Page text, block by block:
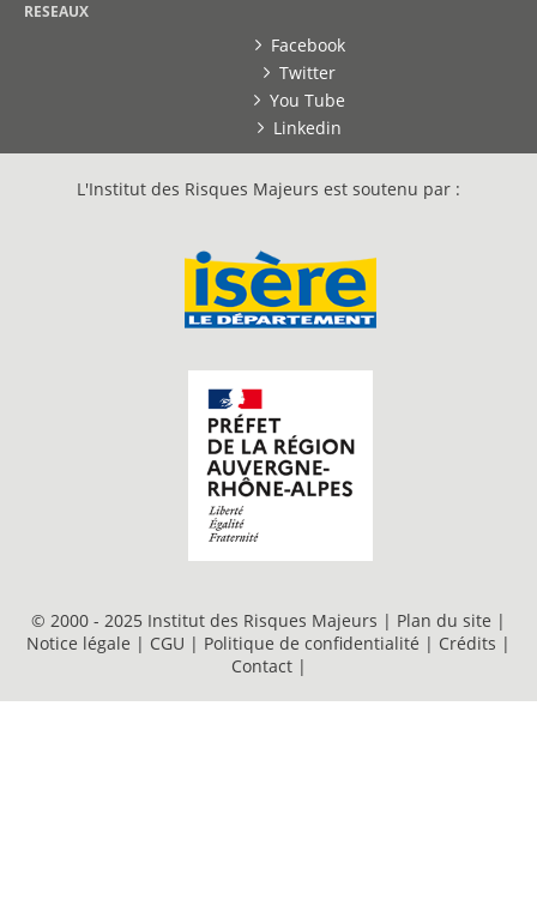
RESEAUX
Facebook
Twitter
You Tube
Linkedin
L'Institut des Risques Majeurs est soutenu par :
© 2000 - 2025 Institut des Risques Majeurs | Plan du site |
Notice légale | CGU | Politique de confidentialité | Crédits |
Contact |